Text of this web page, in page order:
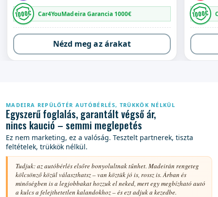
1000€ Car4YouMadeira Garancia 1000€
Nézd meg az árakat
1000€
MADEIRA REPÜLŐTÉR AUTÓBÉRLÉS, TRÜKKÖK NÉLKÜL
Egyszerű foglalás, garantált végső ár,
nincs kaució – semmi meglepetés
Ez nem marketing, ez a valóság. Tesztelt partnerek, tiszta
feltételek, trükkök nélkül.
Tudjuk: az autóbérlés elsőre bonyolultnak tűnhet. Madeirán rengeteg
kölcsönző közül választhatsz – van köztük jó is, rossz is. Árban és
minőségben is a legjobbakat hozzuk el neked, mert egy megbízható autó
a kulcs a felejthetetlen kalandokhoz – és ezt adjuk a kezedbe.